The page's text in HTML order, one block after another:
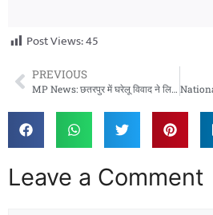
Post Views:45
PREVIOUS
MP News: छतरपुर में घरेलू विवाद ने लिया खतरनाक मोड़, गुस्साई पत्नी ने पति को खौलती सब्जी से झुलसाया
Leave a Comment